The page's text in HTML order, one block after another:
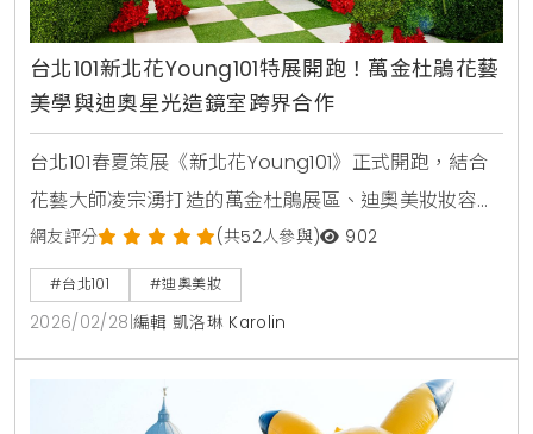
台北101新北花Young101特展開跑！萬金杜鵑花藝
美學與迪奧星光造鏡室跨界合作
台北101春夏策展《新北花Young101》正式開跑，結合
花藝大師凌宗湧打造的萬金杜鵑展區、迪奧美妝妝容與
ELLE時尚攝影體驗。活動引領2026春夏美學趨勢，同步
引進永續鞋履VIVAIA與WBC經典賽限定商品，提供沉浸
式花藝美學與時尚消費體驗。
網友評分 (共52人參與) 902
#台北101 #迪奧美妝
2026/02/28 編輯 凱洛琳 Karolin